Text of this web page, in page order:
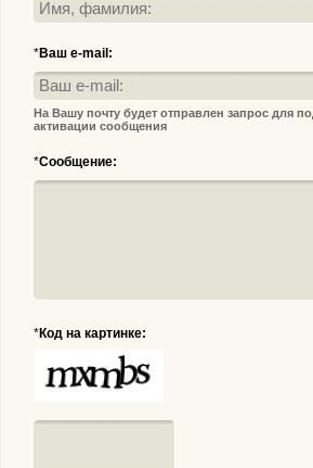
*Ваш e-mail:
На Вашу почту будет отправлен запрос для
активации сообщения
*Сообщение:
*Код на картинке: